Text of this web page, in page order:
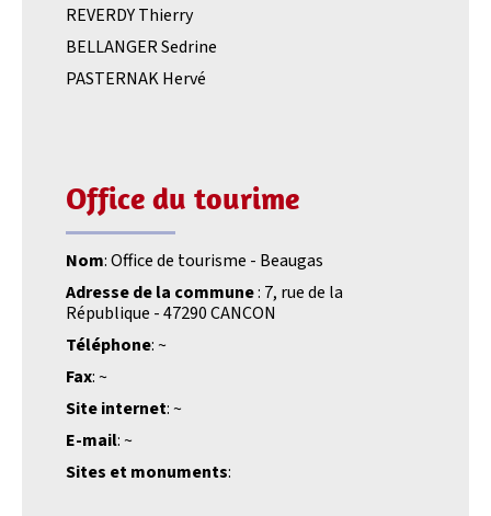
REVERDY Thierry
BELLANGER Sedrine
PASTERNAK Hervé
Office du tourime
Nom: Office de tourisme - Beaugas
Adresse de la commune: 7, rue de la
République - 47290 CANCON
Téléphone: ~
Fax: ~
Site internet: ~
E-mail: ~
Sites et monuments: